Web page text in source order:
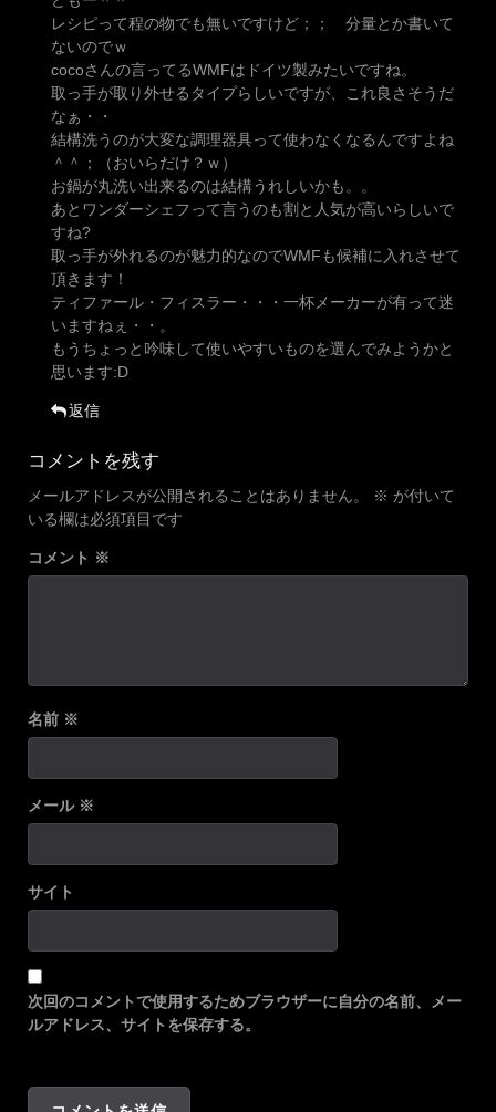
レシピって程の物でも無いですけど；； 分量とか書いて
ないのでｗ
cocoさんの言ってるWMFはドイツ製みたいですね。
取っ手が取り外せるタイプらしいですが、これ良さそうだ
なぁ・・
結構洗うのが大変な調理器具って使わなくなるんですよね
＾＾；（おいらだけ？ｗ）
お鍋が丸洗い出来るのは結構うれしいかも。。
あとワンダーシェフって言うのも割と人気が高いらしいで
すね?
取っ手が外れるのが魅力的なのでWMFも候補に入れさせて
頂きます！
ティファール・フィスラー・・・一杯メーカーが有って迷
いますねぇ・・。
もうちょっと吟味して使いやすいものを選んでみようかと
思います:D
返信
コメントを残す
メールアドレスが公開されることはありません。 ※ が付いて
いる欄は必須項目です
コメント ※
名前 ※
メール ※
サイト
次回のコメントで使用するためブラウザーに自分の名前、メー
ルアドレス、サイトを保存する。